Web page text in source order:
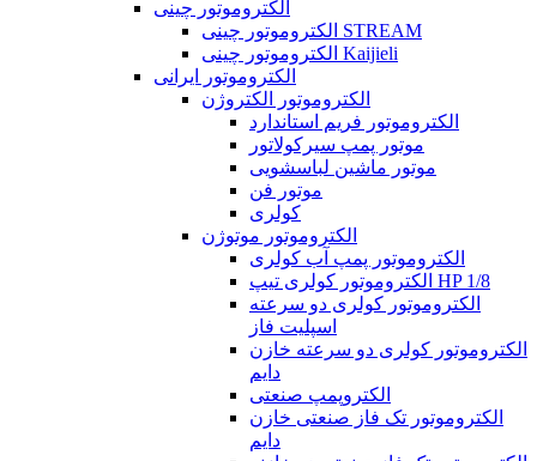
الکتروموتور چینی
الکتروموتور چینی STREAM
الکتروموتور چینی Kaijieli
الکتروموتور ایرانی
الکتروموتور الکتروژن
الکتروموتور فریم استاندارد
موتور پمپ سیرکولاتور
موتور ماشین لباسشویی
موتور فن
کولری
الکتروموتور موتوژن
الکتروموتور پمپ آب کولری
الکتروموتور کولری تیپ HP 1/8
الکتروموتور کولری دو سرعته
اسپلیت فاز
الکتروموتور کولری دو سرعته خازن
دایم
الکتروپمپ صنعتی
الکتروموتور تک فاز صنعتی خازن
دایم